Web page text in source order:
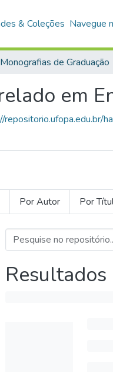
& Coleções Navegue
Monografias de Graduação
em
Por Autor Por
Resultados